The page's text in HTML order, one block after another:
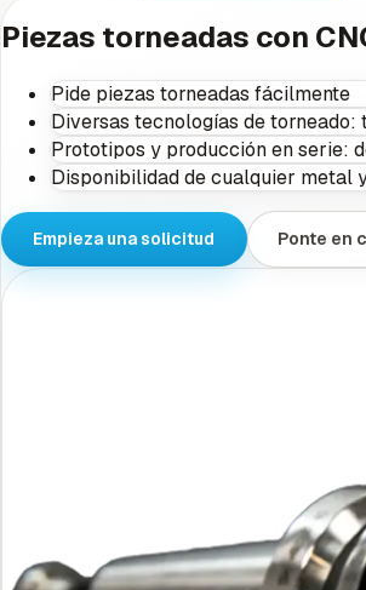
Piezas torneadas con
Pide piezas torneadas fácilmente
Diversas tecnologías de torneado:
Prototipos y producción en serie:
Disponibilidad de cualquier metal
Empieza una solicitud Ponte en